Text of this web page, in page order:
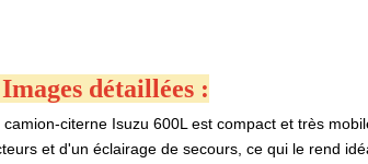
détaillées :
camion-citerne Isuzu 600L est compact et très
et d'un éclairage de secours, ce qui le rend